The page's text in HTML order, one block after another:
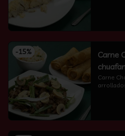
-15%
Carne
Carne